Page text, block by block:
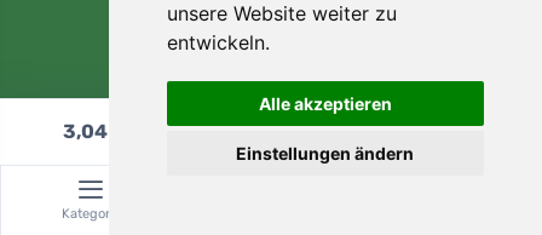
unsere Website weiter zu
entwickeln.
Alle akzeptieren
Einstellungen ändern
3,04 In den Warenkorb
Kategorie